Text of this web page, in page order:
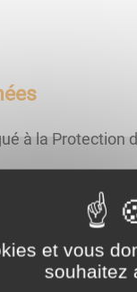
à la Protection
et vous
souhaitez